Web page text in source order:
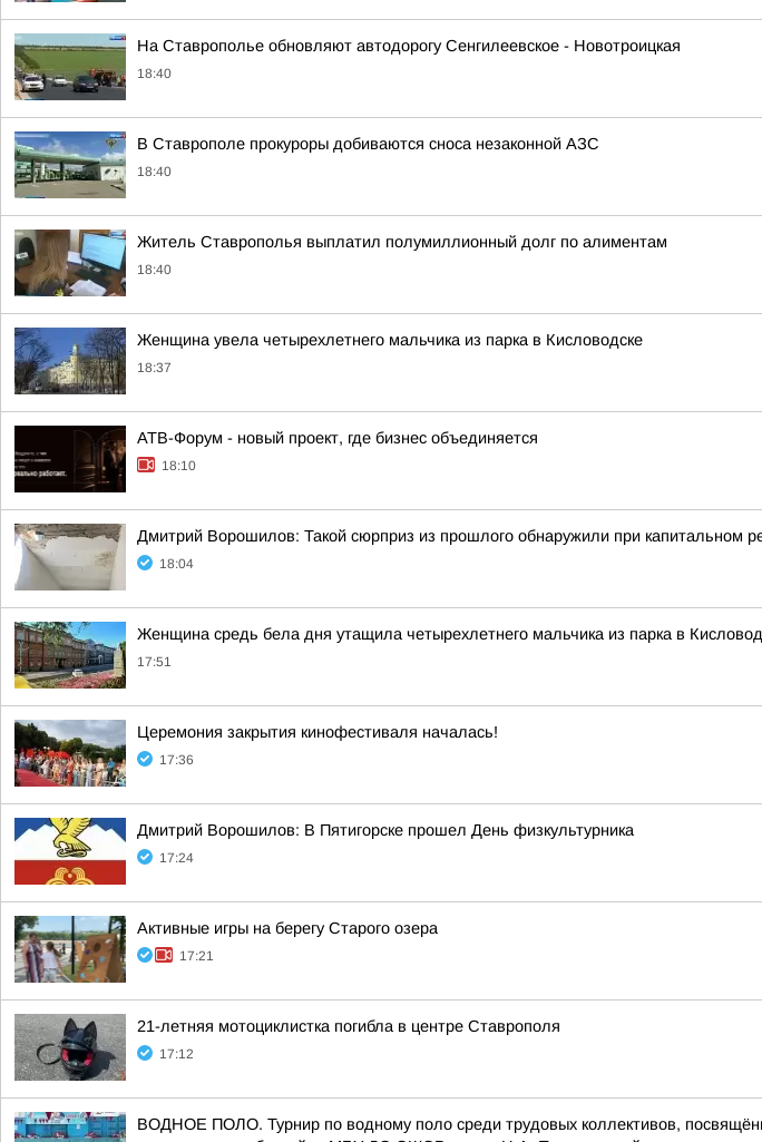
На Ставрополье обновляют автодорогу Сенгилеевское - Новотроицкая
18:40
В Ставрополе прокуроры добиваются сноса незаконной АЗС
18:40
Житель Ставрополья выплатил полумиллионный долг по алиментам
18:40
Женщина увела четырехлетнего мальчика из парка в Кисловодске
18:37
АТВ-Форум - новый проект, где бизнес объединяется
18:10
Дмитрий Ворошилов: Такой сюрприз из прошлого обнаружили при капитальном
18:04
Женщина средь бела дня утащила четырехлетнего мальчика из парка в
17:51
Церемония закрытия кинофестиваля началась!
17:36
Дмитрий Ворошилов: В Пятигорске прошел День физкультурника
17:24
Активные игры на берегу Старого озера
17:21
21-летняя мотоциклистка погибла в центре Ставрополя
17:12
ВОДНОЕ ПОЛО. Турнир по водному поло среди трудовых коллективов,